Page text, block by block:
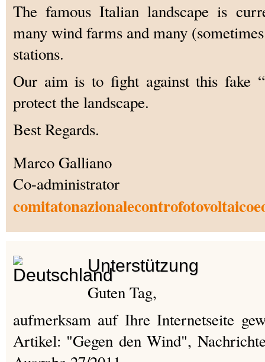
The famous Italian landscape is
many wind farms and many
stations.
Our aim is to fight against this fake
protect the landscape.
Best Regards.
Marco Galliano
Co-administrator
Unterstützung
Guten Tag,
aufmerksam auf Ihre Internetseite
Artikel: "Gegen den Wind",